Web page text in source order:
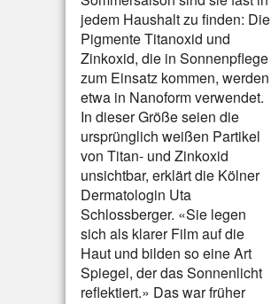
jedem Haushalt zu finden: Die
Pigmente Titanoxid und
Zinkoxid, die in Sonnenpflege
zum Einsatz kommen, werden
etwa in Nanoform verwendet.
In dieser Größe seien die
ursprünglich weißen Partikel
von Titan- und Zinkoxid
unsichtbar, erklärt die Kölner
Dermatologin Uta
Schlossberger. «Sie legen
sich als klarer Film auf die
Haut und bilden so eine Art
Spiegel, der das Sonnenlicht
reflektiert.» Das war früher